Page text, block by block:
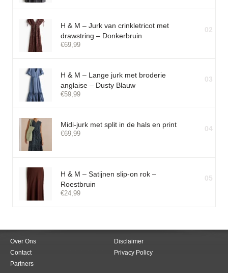
H & M – Jurk van crinkletricot met
drawstring – Donkerbruin
€69,99
02
H & M – Lange jurk met broderie
anglaise – Dusty Blauw
€59,99
03
Midi-jurk met split in de hals en print
€69,99
04
H & M – Satijnen slip-on rok –
Roestbruin
€24,99
05
Over Ons
Disclaimer
Contact
Privacy Policy
Partners